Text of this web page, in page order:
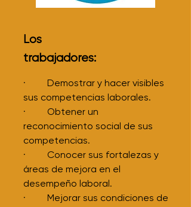
Los
trabajadores:
· Demostrar y hacer visibles
sus competencias laborales.
· Obtener un
reconocimiento social de sus
competencias.
· Conocer sus fortalezas y
áreas de mejora en el
desempeño laboral.
· Mejorar sus condiciones de